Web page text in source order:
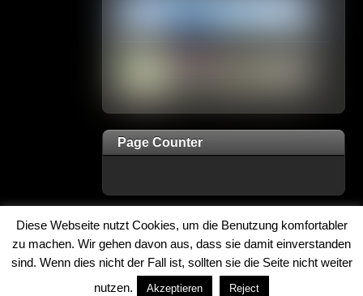
Page Counter
↑
©2026
Powered byWordPress•Themify WordPress Themes
Diese Webseite nutzt Cookies, um die Benutzung komfortabler
zu machen. Wir gehen davon aus, dass sie damit einverstanden
sind. Wenn dies nicht der Fall ist, sollten sie die Seite nicht weiter
nutzen.
Akzeptieren Reject